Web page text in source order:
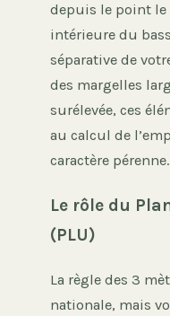
depuis le point le
intérieure du
séparative de
des margelles
surélevée, ces
au calcul de
caractère pérenne.
Le rôle du
(PLU)
La règle des 3
nationale, mais